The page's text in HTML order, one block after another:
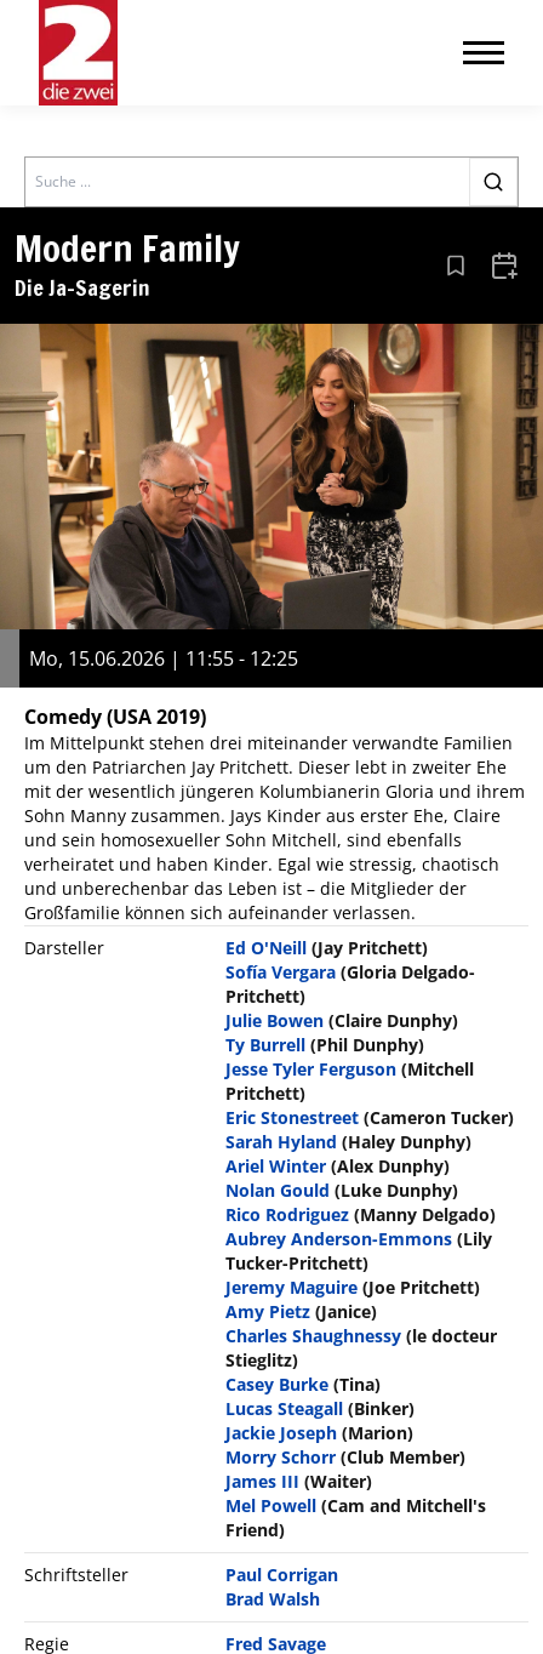
Search
Modern Family
Die Ja-Sagerin Aus den
Mo, 15.06.2026 | 11:55 - 12:25
Comedy(USA 2019)
Im Mittelpunkt stehen drei miteinander verwandte Familien
um den Patriarchen Jay Pritchett. Dieser lebt in zweiter Ehe
mit der wesentlich jüngeren Kolumbianerin Gloria und ihrem
Sohn Manny zusammen. Jays Kinder aus erster Ehe, Claire
und sein homosexueller Sohn Mitchell, sind ebenfalls
verheiratet und haben Kinder. Egal wie stressig, chaotisch
und unberechenbar das Leben ist – die Mitglieder der
Großfamilie können sich aufeinander verlassen.
Darsteller
Ed O'Neill (Jay Pritchett)
Sofía Vergara (Gloria Delgado-
Pritchett)
Julie Bowen (Claire Dunphy)
Ty Burrell (Phil Dunphy)
Jesse Tyler Ferguson (Mitchell
Pritchett)
Eric Stonestreet (Cameron Tucker)
Sarah Hyland (Haley Dunphy)
Ariel Winter (Alex Dunphy)
Nolan Gould (Luke Dunphy)
Rico Rodriguez (Manny Delgado)
Aubrey Anderson-Emmons (Lily
Tucker-Pritchett)
Jeremy Maguire (Joe Pritchett)
Amy Pietz (Janice)
Charles Shaughnessy (le docteur
Stieglitz)
Casey Burke (Tina)
Lucas Steagall (Binker)
Jackie Joseph (Marion)
Morry Schorr (Club Member)
James III (Waiter)
Mel Powell (Cam and Mitchell's
Friend)
Schriftsteller
Paul Corrigan
Brad Walsh
Regie
Fred Savage